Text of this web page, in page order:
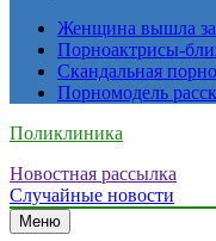
Женщина вышла
Порноактрисы-
Скандальная
Порномодель
Поликлиника
Новостная рассылка
Случайные новости
Меню